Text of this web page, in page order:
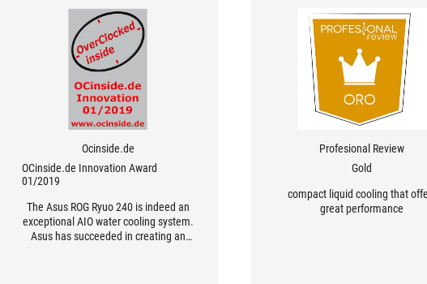
Ocinside.de
OCinside.de Innovation Award
01/2019
The Asus ROG Ryuo 240 is indeed an
exceptional AIO water cooling system.
Asus has succeeded in creating an
Profesional Review
Gold
compact liquid cooling that
great performance